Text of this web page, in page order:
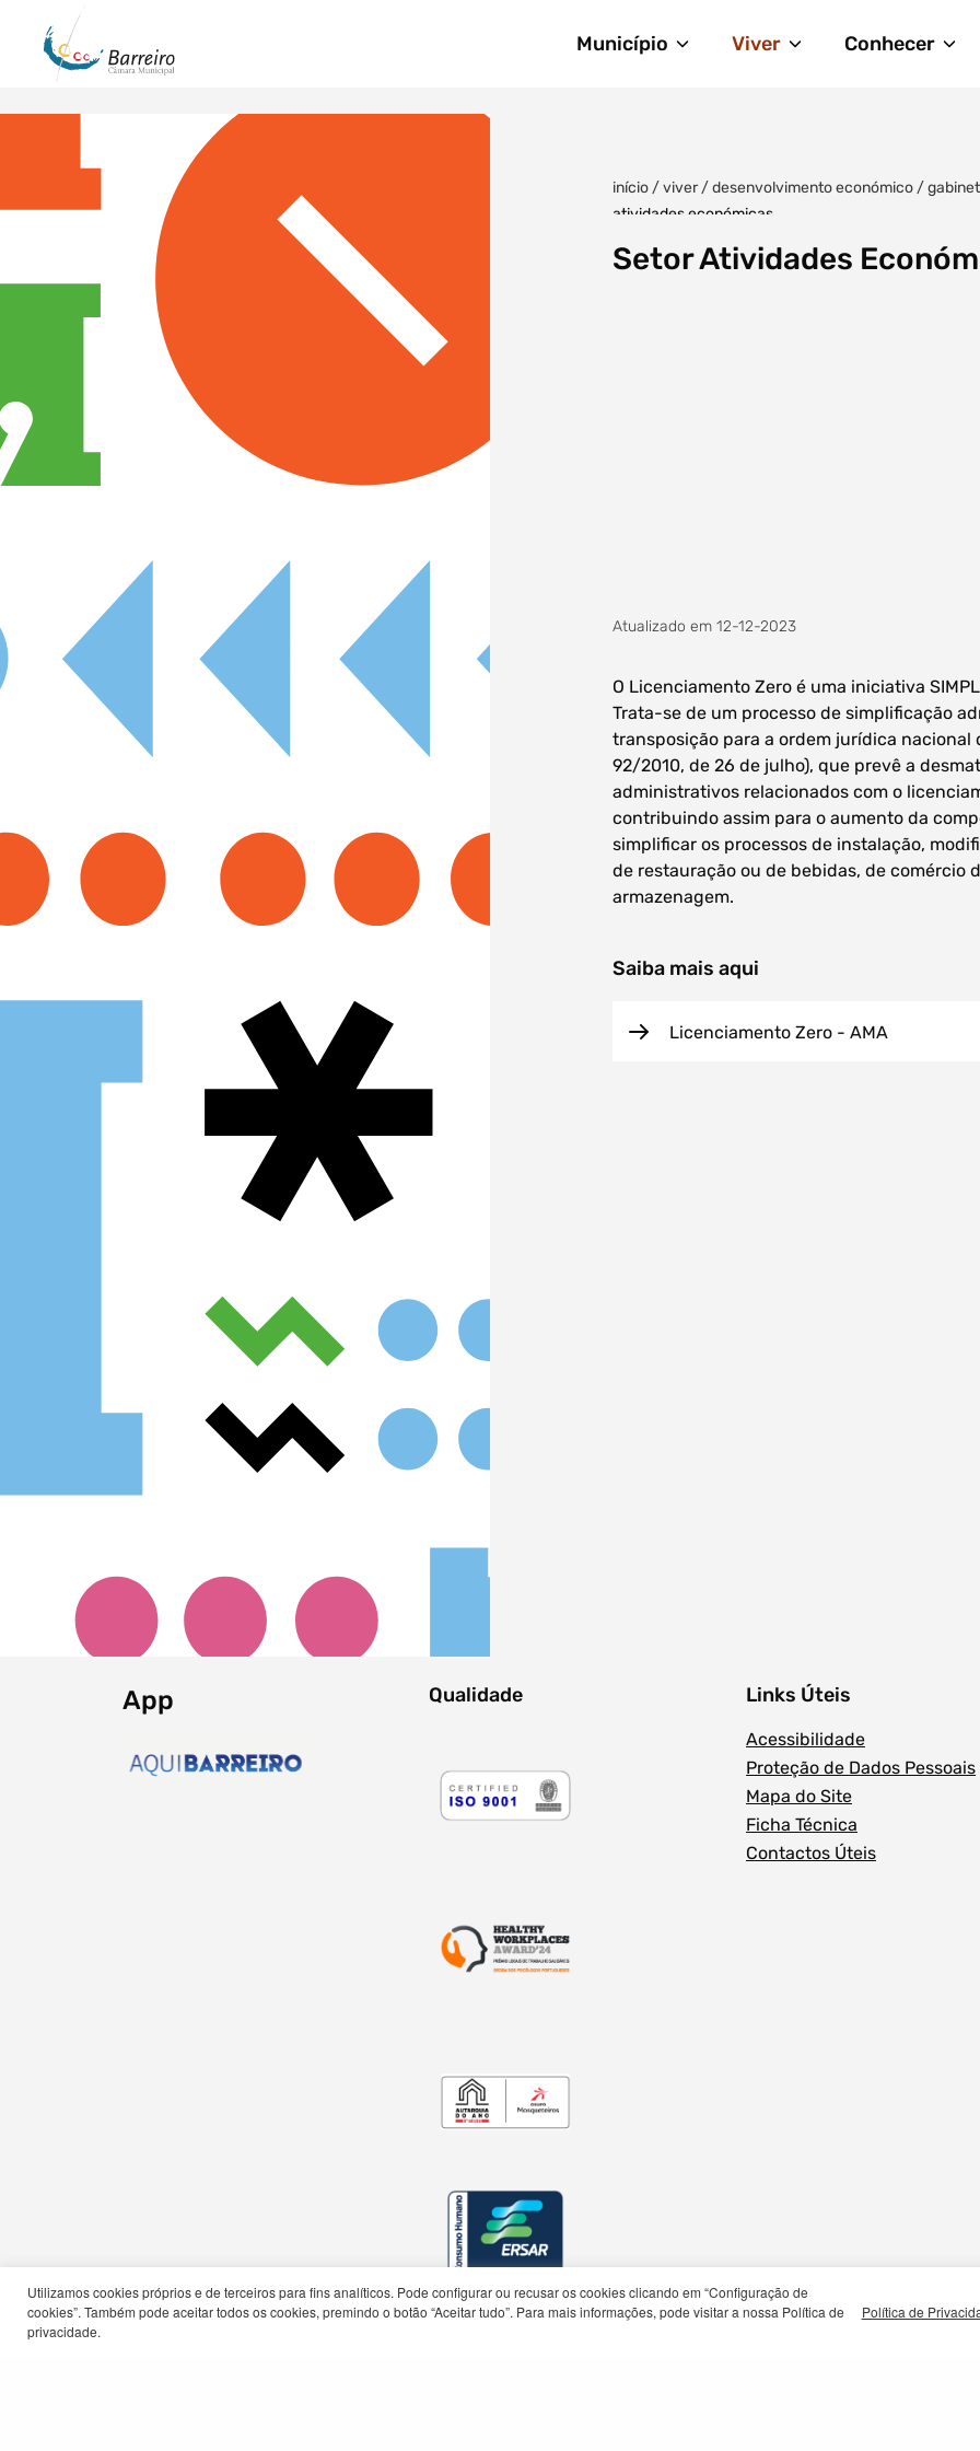
Município Viver Conhecer
Tipo de conteúdo
data
início/viver/desenvolvimento económico/
atividades económicas
Setor Atividades
Atualizado em 12-12-2023
O Licenciamento Zero é uma iniciativa
Trata-se de um processo de simplificação
transposição para a ordem jurídica
92/2010, de 26 de julho), que prevê a
administrativos relacionados com o
contribuindo assim para o aumento da
simplificar os processos de instalação,
de restauração ou de bebidas, de comércio
armazenagem.
Saiba mais aqui
Licenciamento Zero - AMA
App Qualidade Links Úteis
Acessibilidade
Proteção de Dados Pessoais
Mapa do Site
Ficha Técnica
Contactos Úteis
Utilizamos cookies próprios e de terceiros para fins analíticos. Pode configurar ou recusar os cookies clicando em “Configuração de
cookies”. Também pode aceitar todos os cookies, premindo o botão “Aceitar tudo”. Para mais informações, pode visitar a nossa Política de
privacidade.
Política de